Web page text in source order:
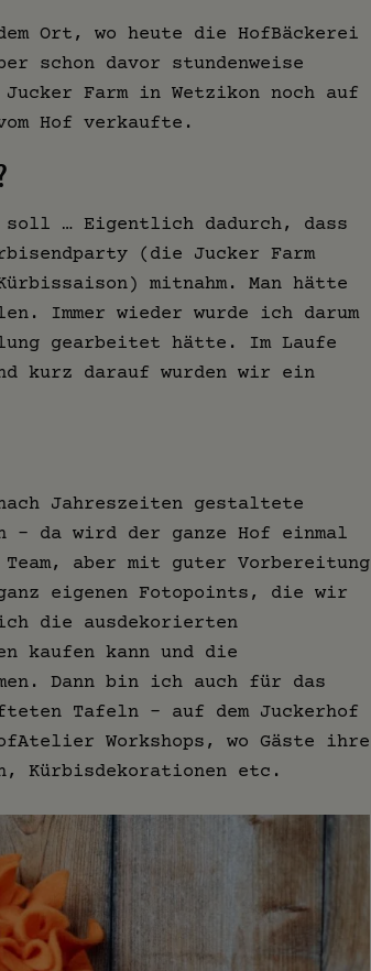
Ort, wo heute die HofBäckerei
schon davor stundenweise
Farm in Wetzikon noch auf
Hof verkaufte.
… Eigentlich dadurch, dass
(die Jucker Farm
mitnahm. Man hätte
Immer wieder wurde ich darum
gearbeitet hätte. Im Laufe
kurz darauf wurden wir ein
Jahreszeiten gestaltete
– da wird der ganze Hof einmal
aber mit guter Vorbereitung
eigenen Fotopoints, die wir
die ausdekorierten
kaufen kann und die
Dann bin ich auch für das
Tafeln - auf dem Juckerhof
Workshops, wo Gäste ihre
Kürbisdekorationen etc.